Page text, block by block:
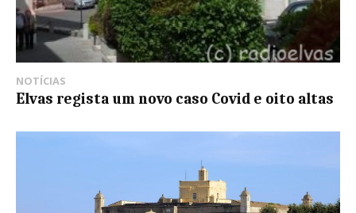
NOTÍCIAS
Elvas regista um novo caso Covid e oito altas